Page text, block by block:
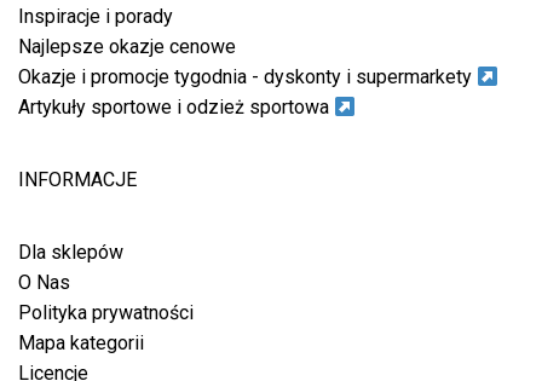
Inspiracje i porady
Najlepsze okazje cenowe
Okazje i promocje tygodnia - dyskonty i supermarkety
Artykuły sportowe i odzież sportowa
INFORMACJE
Dla sklepów
O Nas
Polityka prywatności
Mapa kategorii
Licencje